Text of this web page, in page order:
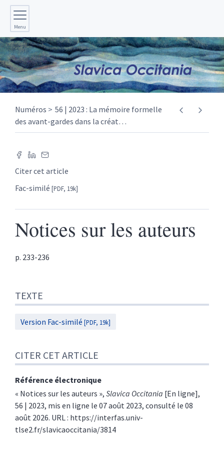
Menu
Numéros
56 | 2023 : La mémoire formelle
des avant-gardes dans la créat…
Citer cet article
Fac-similé [PDF, 19k]
Notices sur les auteurs
p. 233-236
Citer cet article
TEXTE
Version Fac-similé [PDF, 19k]
CITER CET ARTICLE
Référence électronique
« Notices sur les auteurs », Slavica Occitania [En ligne],
56 | 2023, mis en ligne le 07 août 2023, consulté le 08
août 2026. URL : https://interfas.univ-
tlse2.fr/slavicaoccitania/3814